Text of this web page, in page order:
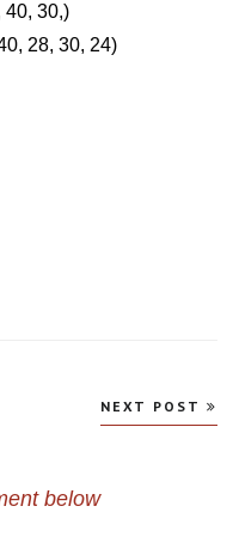
40, 30,)
28, 30, 24)
NEXT POST
below